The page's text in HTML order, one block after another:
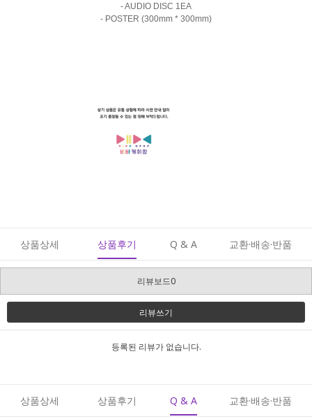
- AUDIO DISC 1EA
- POSTER (300mm * 300mm)
상품상세 상품후기 Q & A 교환·배송·반품
리뷰보드0
리뷰쓰기
등록된 리뷰가 없습니다.
상품상세 상품후기 Q & A 교환·배송·반품